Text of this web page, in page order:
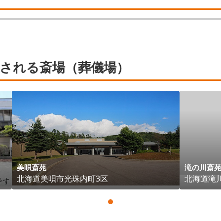
れる斎場（葬儀場）
美唄斎苑
北海道美唄市光珠内町3区
滝の川斎苑
北海道滝